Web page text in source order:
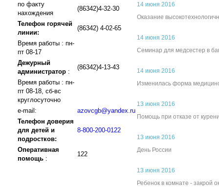
по факту
нахождения
(86342)4-32-30
Телефон горячей
линии:
(86342) 4-02-65
Время работы : пн-
пт 08-17
Дежурный
администратор :
(86342)4-13-43
Время работы : пн-
пт 08-18, сб-вс
круглосуточно
e-mail:
azovcgb@yandex.ru
Телефон доверия
для детей и
подростков:
8-800-200-0122
Оперативная
помощь :
122
14 июня 2016
Оказание
14 июня 2016
Семинар для медсестер в
14 июня 2016
Изменилась форма
13 июня 2016
Помощь при отказе от
13 июня 2016
День России
13 июня 2016
Ребенок в комнате - закрой